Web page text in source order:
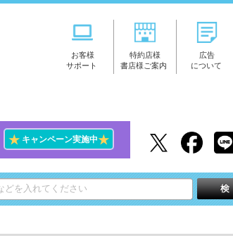
お客様
サポート
特約店様
書店様ご案内
広告
について
★キャンペーン実施中★